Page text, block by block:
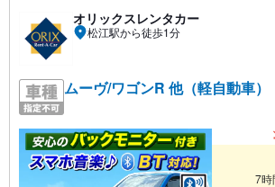
オリックスレンタカー
松江駅から徒歩1分
ムーヴ/ワゴンR 他（軽自動車）
7時